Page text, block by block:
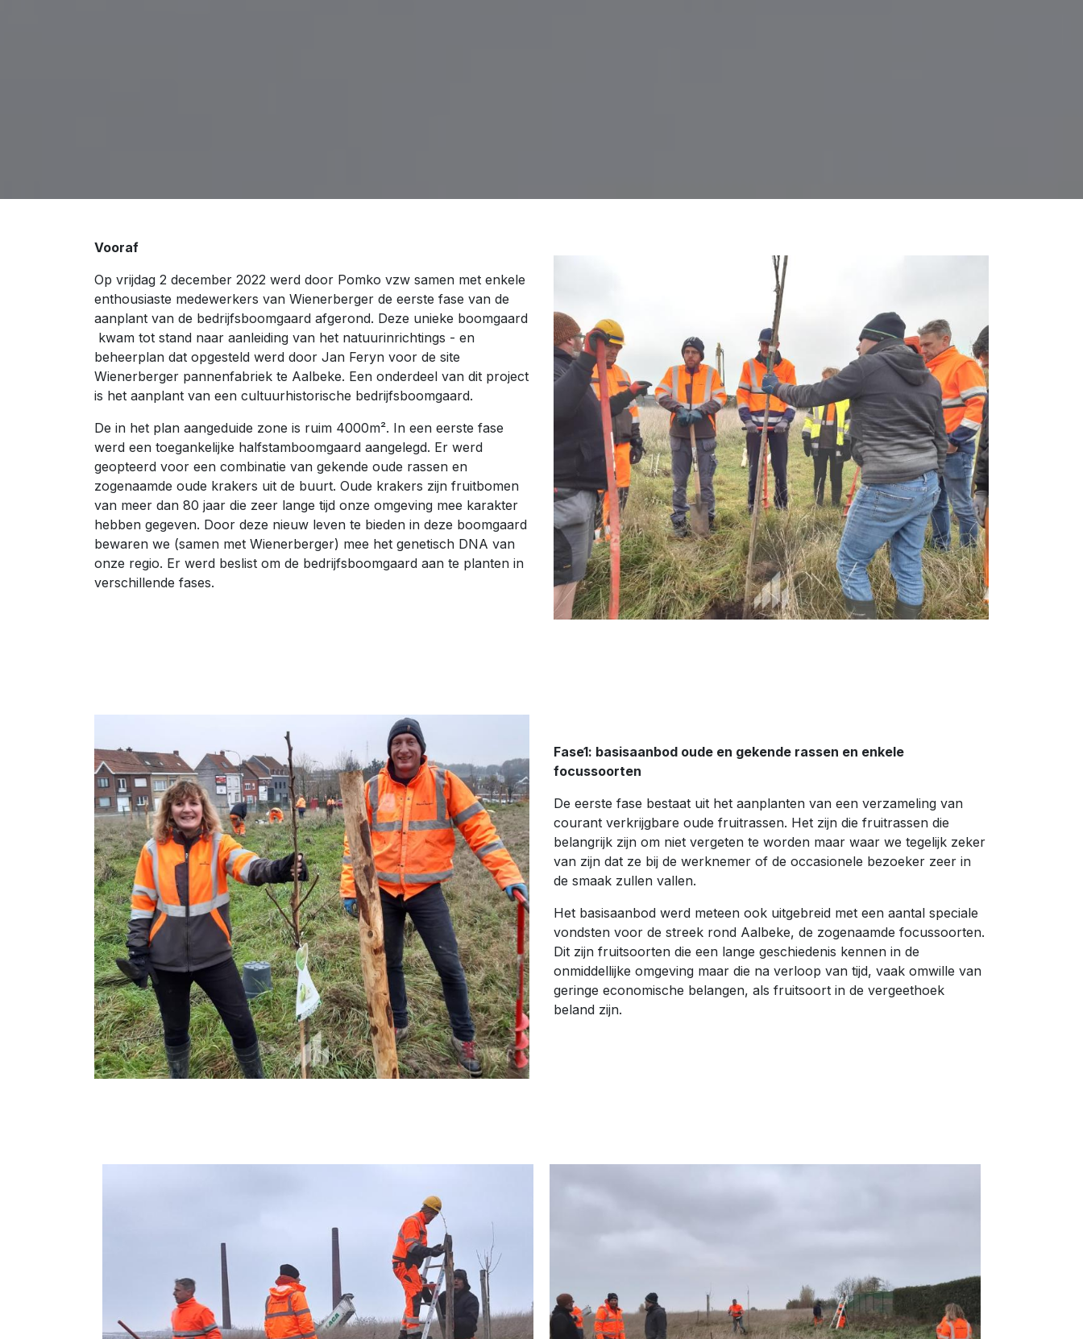
Vooraf
Op vrijdag 2 december 2022 werd door Pomko vzw samen met enkele
enthousiaste medewerkers van Wienerberger de eerste fase van de
aanplant van de bedrijfsboomgaard afgerond. Deze unieke boomgaard
kwam tot stand naar aanleiding van het natuurinrichtings - en
beheerplan dat opgesteld werd door Jan Feryn voor de site
Wienerberger pannenfabriek te Aalbeke. Een onderdeel van dit project
is het aanplant van een cultuurhistorische bedrijfsboomgaard.
De in het plan aangeduide zone is ruim 4000m². In een eerste fase
werd een toegankelijke halfstamboomgaard aangelegd. Er werd
geopteerd voor een combinatie van gekende oude rassen en
zogenaamde oude krakers uit de buurt. Oude krakers zijn fruitbomen
van meer dan 80 jaar die zeer lange tijd onze omgeving mee karakter
hebben gegeven. Door deze nieuw leven te bieden in deze boomgaard
bewaren we (samen met Wienerberger) mee het genetisch DNA van
onze regio. Er werd beslist om de bedrijfsboomgaard aan te planten in
verschillende fases.
Fase1: basisaanbod oude en gekende rassen en enkele
focussoorten
De eerste fase bestaat uit het aanplanten van een verzameling van
courant verkrijgbare oude fruitrassen. Het zijn die fruitrassen die
belangrijk zijn om niet vergeten te worden maar waar we tegelijk zeker
van zijn dat ze bij de werknemer of de occasionele bezoeker zeer in
de smaak zullen vallen.
Het basisaanbod werd meteen ook uitgebreid met een aantal speciale
vondsten voor de streek rond Aalbeke, de zogenaamde focussoorten.
Dit zijn fruitsoorten die een lange geschiedenis kennen in de
onmiddellijke omgeving maar die na verloop van tijd, vaak omwille van
geringe economische belangen, als fruitsoort in de vergeethoek
beland zijn.